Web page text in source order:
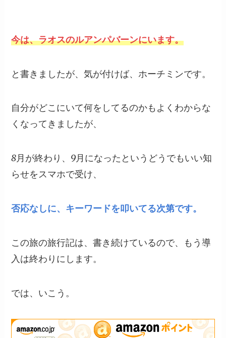
今は、ラオスのルアンパバーンにいます。
と書きましたが、気が付けば、ホーチミンです。
自分がどこにいて何をしてるのかもよくわからな
くなってきましたが、
8月が終わり、9月になったというどうでもいい知
らせをスマホで受け、
否応なしに、キーワードを叩いてる次第です。
この旅の旅行記は、書き続けているので、もう導
入は終わりにします。
では、いこう。